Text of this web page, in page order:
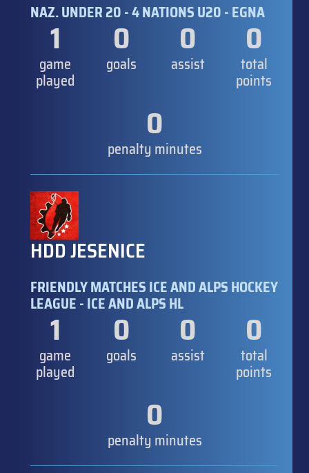
NAZ. UNDER 20 - 4 NATIONS U20 - EGNA
1
game
played
0
goals
0
assist
0
total
points
0
penalty minutes
HDD JESENICE
FRIENDLY MATCHES ICE AND ALPS HOCKEY
LEAGUE - ICE AND ALPS HL
1
game
played
0
goals
0
assist
0
total
points
0
penalty minutes